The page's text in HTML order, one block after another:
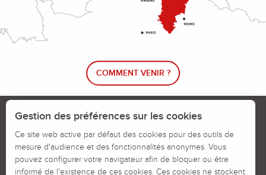
COMMENT VENIR ?
Le blog rando !
Calendrier des jours chassés
Signaler un problème sur un parcours
Gestion des préférences sur les cookies
Ce site web active par défaut des cookies pour des outils de
mesure d'audience et des fonctionnalités anonymes. Vous
pouvez configurer votre navigateur afin de bloquer ou être
informé de l'existence de ces cookies. Ces cookies ne stockent